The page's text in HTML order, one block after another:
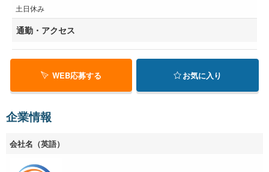
土日休み
通勤・アクセス
WEB応募する お気に入り
企業情報
会社名（英語）